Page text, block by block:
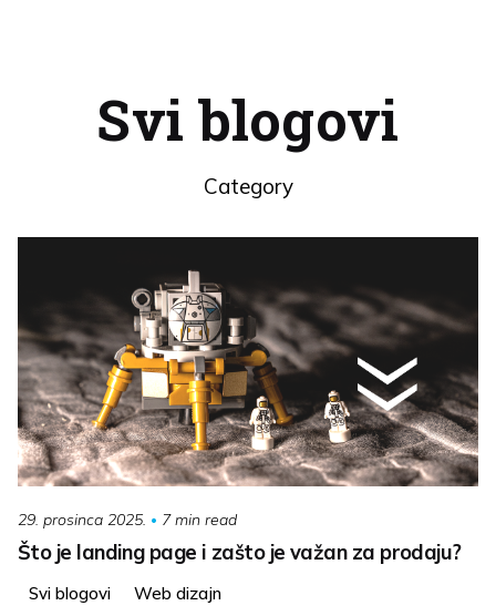
Svi blogovi
Category
29. prosinca 2025. 7 min read
Što je landing page i zašto je važan za prodaju?
Svi blogovi Web dizajn